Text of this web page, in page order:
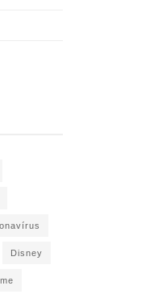
Disney